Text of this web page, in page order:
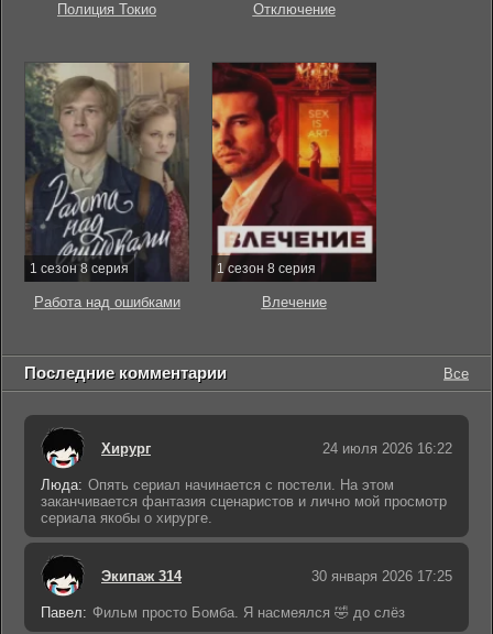
Полиция Токио Отключение
1 сезон 8 серия
Работа над ошибками
1 сезон 8 серия
Влечение
Последние комментарии Все
Хирург 24 июля 2026 16:22
Люда: Опять сериал начинается с постели. На этом
заканчивается фантазия сценаристов и лично мой просмотр
сериала якобы о хирурге.
Экипаж 314 30 января 2026 17:25
Павел: Фильм просто Бомба. Я насмеялся 🤣 до слёз